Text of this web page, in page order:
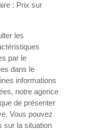
: Prix sur
les
par le
dans le
informations
notre agence
de présenter
Vous pouvez
sur la situation